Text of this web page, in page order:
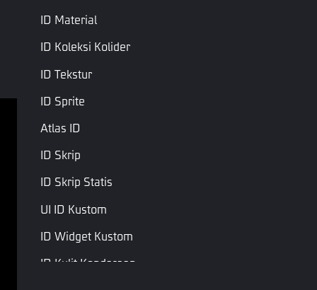
ID Material
ID Koleksi Kolider
ID Tekstur
ID Sprite
Atlas ID
ID Skrip
ID Skrip Statis
UI ID Kustom
ID Widget Kustom
ID Kulit Kendaraan
Syarat & Ketentuan
masing-masing pemiliknya. Hak cipta dilindungi